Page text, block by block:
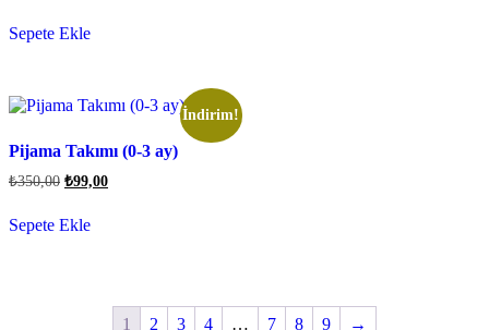
Sepete Ekle
İndirim!
Pijama Takımı (0-3 ay)
₺350,00 ₺99,00
Sepete Ekle
1 2 3 4 … 7 8 9 →